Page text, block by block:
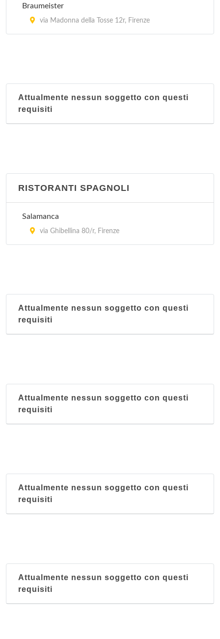
Braumeister
via Madonna della Tosse 12r, Firenze
Attualmente nessun soggetto con questi
requisiti
RISTORANTI SPAGNOLI
Salamanca
via Ghibellina 80/r, Firenze
Attualmente nessun soggetto con questi
requisiti
Attualmente nessun soggetto con questi
requisiti
Attualmente nessun soggetto con questi
requisiti
Attualmente nessun soggetto con questi
requisiti